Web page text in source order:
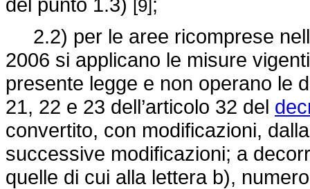
[9]
2.2) per le aree ricomprese
2006 si applicano le misure
presente legge e non operano le
21, 22 e 23 dell’articolo 32 del
convertito, con modificazioni,
successive modificazioni; a
quelle di cui alla lettera b),